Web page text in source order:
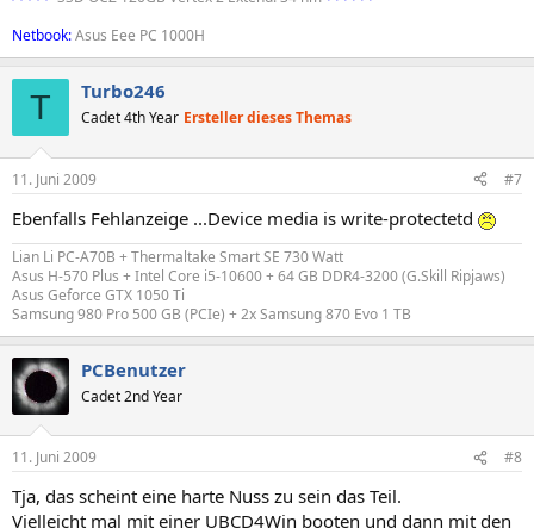
Netbook:Asus Eee PC 1000H
T Turbo246
Cadet 4th Year Ersteller dieses Themas
11. Juni 2009 #7
Ebenfalls Fehlanzeige ...Device media is write-protectetd
Lian Li PC-A70B + Thermaltake Smart SE 730 Watt
Asus H-570 Plus + Intel Core i5-10600 + 64 GB DDR4-3200 (G.Skill Ripjaws)
Asus Geforce GTX 1050 Ti
Samsung 980 Pro 500 GB (PCIe) + 2x Samsung 870 Evo 1 TB
PCBenutzer
Cadet 2nd Year
11. Juni 2009 #8
Tja, das scheint eine harte Nuss zu sein das Teil.
Vielleicht mal mit einer UBCD4Win booten und dann mit den